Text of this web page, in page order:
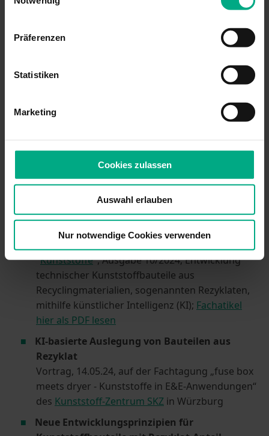
Präferenzen
Statistiken
Marketing
Cookies zulassen
Auswahl erlauben
Nur notwendige Cookies verwenden
Wettbewerbsvorteile durch smartes KI-
Kongress PIAE (Plastics in Automotive
KI-gestützte Multiphysik-Optimierung
Webinar, 18.02.25
Nachhaltiges
Produktdesign mithilfe
künstlicher Intelligenz
"Kunststoffe", Ausgabe 10/2024; Entwicklung
technischer Kunststoffbauteile aus
Recyclingmaterialien, sogenannten Rezyklaten,
mithilfe künstlicher Intelligenz (KI); Fachatikel
hier als PDF lesen
KI-basierte Auslegung von Bauteilen aus
Rezyklat
Vortrag, 14.05.24, auf der Fachtagung „fuse box
meets dryer - Kunststoffe in E&E-Anwendungen“
des Kunststoff-Zentrum SKZ in Würzburg
Neue Entwicklungsprinzipien für